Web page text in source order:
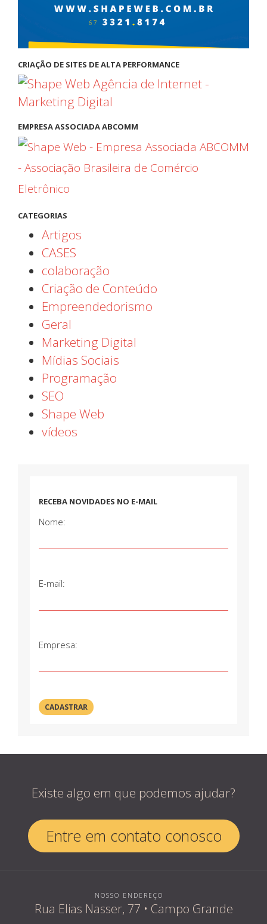
CRIAÇÃO DE SITES DE ALTA PERFORMANCE
EMPRESA ASSOCIADA ABCOMM
CATEGORIAS
Artigos
CASES
colaboração
Criação de Conteúdo
Empreendedorismo
Geral
Marketing Digital
Mídias Sociais
Programação
SEO
Shape Web
vídeos
RECEBA NOVIDADES NO E-MAIL
Nome:
E-mail:
Empresa:
Existe algo em que podemos ajudar?
Entre em contato conosco
NOSSO ENDEREÇO
Rua Elias Nasser, 77 • Campo Grande